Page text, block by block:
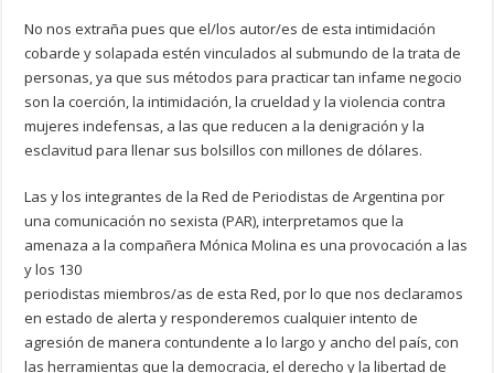
No nos extraña pues que el/los autor/es de esta intimidación
cobarde y solapada estén vinculados al submundo de la trata de
personas, ya que sus métodos para practicar tan infame negocio
son la coerción, la intimidación, la crueldad y la violencia contra
mujeres indefensas, a las que reducen a la denigración y la
esclavitud para llenar sus bolsillos con millones de dólares.
Las y los integrantes de la Red de Periodistas de Argentina por
una comunicación no sexista (PAR), interpretamos que la
amenaza a la compañera Mónica Molina es una provocación a las
y los 130
periodistas miembros/as de esta Red, por lo que nos declaramos
en estado de alerta y responderemos cualquier intento de
agresión de manera contundente a lo largo y ancho del país, con
las herramientas que la democracia, el derecho y la libertad de